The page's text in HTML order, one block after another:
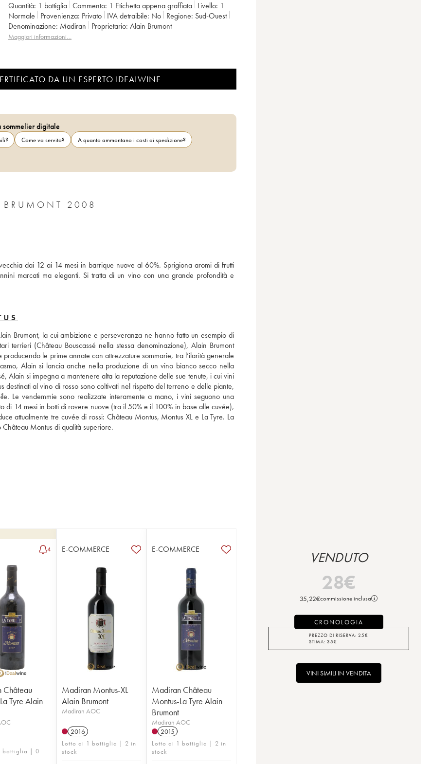
Quantità: 1 bottiglia Commento: 1 Etichetta appena graffiata Livello: 1
Normale
Provenienza: privato IVA detraibile: no Regione:
Sud-Ouest
Denominazione:
Madiran Proprietario: Alain Brumont
Maggiori informazioni…
DA UN ESPERTO IDEALWINE
digitale
Come va servito?
A quanto ammontano i costi di spedizione?
2008
dai 12 ai 14 mesi in barrique nuove al 60%. Sprigiona aromi di frutti
marcati ma eleganti. Si tratta di un vino con una grande profondità e
Brumont, la cui ambizione e perseveranza ne hanno fatto un esempio di
terrieri (Château Bouscassé nella stessa denominazione), Alain Brumont
le prime annate con attrezzature sommarie, tra l’ilarità generale
Alain si lancia anche nella produzione di un vino bianco secco nella
Alain si impegna a mantenere alta la reputazione delle sue tenute, i cui vini
al vino di rosso sono coltivati nel rispetto del terreno e delle piante,
Le vendemmie sono realizzate interamente a mano, i vini seguono una
14 mesi in botti di rovere nuove (tra il 50% e il 100% in base alle cuvée),
attualmente tre cuvée di rossi: Château Montus, Montus XL e La Tyre. La
Montus di qualità superiore.
4
Château
Tyre Alain
bottiglia | 0
E-COMMERCE
Madiran Montus-XL
Alain Brumont
Madiran AOC
2016
Lotto di 1 bottiglia | 2 in
stock
E-COMMERCE
Madiran Château
Montus-La Tyre Alain
Brumont
Madiran AOC
2015
Lotto di 1 bottiglia | 2 in
stock
VENDUTO
28€
35,22€commissione inclusa
CRONOLOGIA
PREZZO DI RISERVA: 25€
STIMA: 35€
VINI SIMILI IN VENDITA